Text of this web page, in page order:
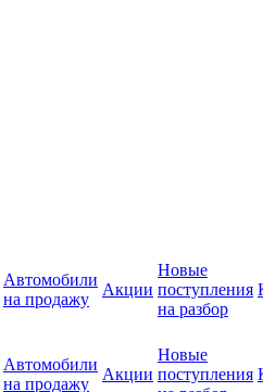
Автомобили
на продажу
Акции
Новые
поступления
на разбор
Автомобили
на продажу
Акции
Новые
поступления